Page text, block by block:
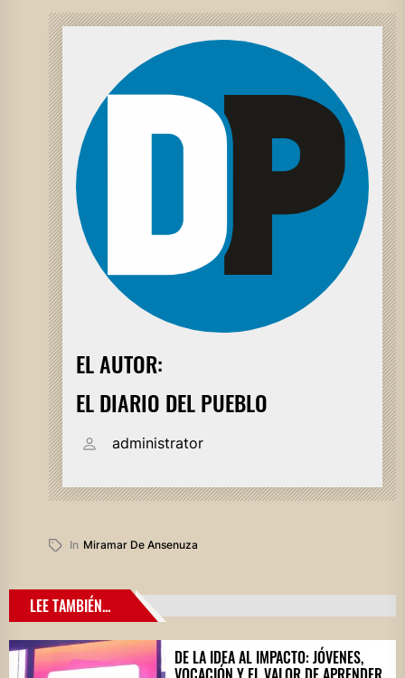
EL AUTOR:
EL DIARIO DEL PUEBLO
administrator
In Miramar De Ansenuza
LEE TAMBIÉN...
DE LA IDEA AL IMPACTO: JÓVENES,